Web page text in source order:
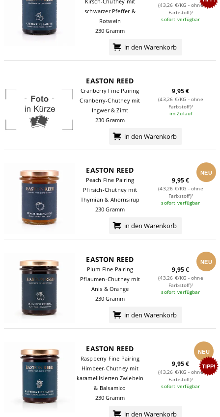
schwarzer Pfeffer &
Rotwein
230 Gramm
(43,26 €/KG - ohne
Farbstoff)¹
sofort verfügbar
in den Warenkorb
EASTON REED
Cranberry Fine Pairing
Cranberry-Chutney mit
Ingwer & Zimt
230 Gramm
9,95 €
(43,26 €/KG - ohne
Farbstoff)¹
im Zulauf
in den Warenkorb
NEU
EASTON REED
Peach Fine Pairing
Pfirsich-Chutney mit
Thymian & Ahornsirup
230 Gramm
9,95 €
(43,26 €/KG - ohne
Farbstoff)¹
sofort verfügbar
in den Warenkorb
NEU
EASTON REED
Plum Fine Pairing
Pflaumen-Chutney mit
Anis & Orange
230 Gramm
9,95 €
(43,26 €/KG - ohne
Farbstoff)¹
sofort verfügbar
in den Warenkorb
NEU
TIPP!
EASTON REED
Raspberry Fine Pairing
Himbeer-Chutney mit
karamellisierten Zwiebeln
& Balsamico
230 Gramm
9,95 €
(43,26 €/KG - ohne
Farbstoff)¹
sofort verfügbar
in den Warenkorb